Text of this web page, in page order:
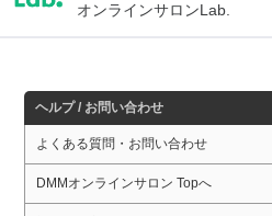
オンラインサロンLab.
ヘルプ / お問い合わせ
よくある質問・お問い合わせ
DMMオンラインサロン Topへ